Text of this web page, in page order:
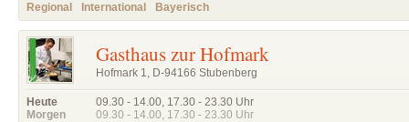
Regional International Bayerisch
Gasthaus zur Hofmark
Hofmark 1, D-94166 Stubenberg
Heute
Morgen
09.30 - 14.00, 17.30 - 23.30 Uhr
09.30 - 14.00, 17.30 - 23.30 Uhr